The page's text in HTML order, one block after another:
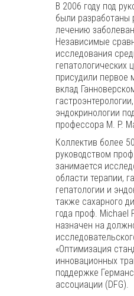
В 2006 году под
были разработаны
лечению
Независимые
исследования
гепатологических
присудили первое
вклад
эндокринологии
профессора M. P.
Коллектив более
руководством
занимается
области терапии,
гепатологии и
также сахарного
года проф. Michael
назначен на
«Оптимизация
инновационных
поддержке
ассоциации (DFG).